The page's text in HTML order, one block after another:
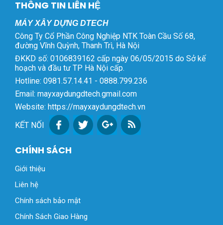
THÔNG TIN LIÊN HỆ
MÁY XÂY DỰNG DTECH
Công Ty Cổ Phần Công Nghiệp NTK Toàn Cầu Số 68,
đường Vĩnh Quỳnh, Thanh Trì, Hà Nội
ĐKKD số: 0106839162 cấp ngày 06/05/2015 do Sở kế
hoạch và đầu tư TP Hà Nội cấp.
Hotline: 0981.57.14.41 - 0888.799.236
Email: mayxaydungdtech.gmail.com
Website: https://mayxaydungdtech.vn
KẾT NỐI
CHÍNH SÁCH
Giới thiệu
Liên hệ
Chính sách bảo mật
Chính Sách Giao Hàng